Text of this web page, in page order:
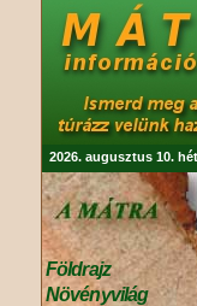
2026. augusztus 10.
Földrajz
Növényvilág